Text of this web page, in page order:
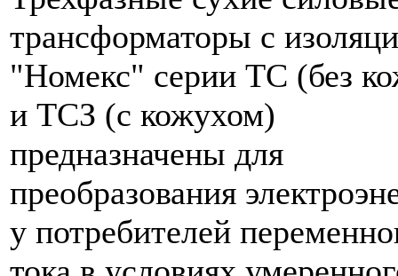
трансформаторы с
"Номекс" серии ТС (без
и ТСЗ (с кожухом)
предназначены для
преобразования
у потребителей